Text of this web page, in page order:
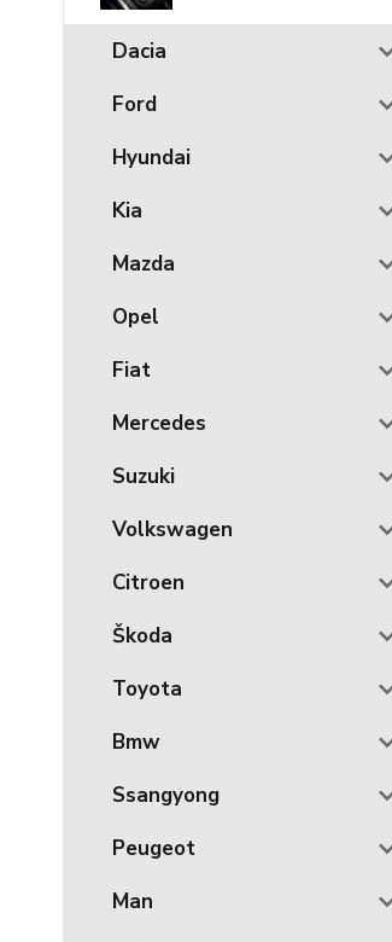
Dacia
Ford
Hyundai
Kia
Mazda
Opel
Fiat
Mercedes
Suzuki
Volkswagen
Citroen
Škoda
Toyota
Bmw
Ssangyong
Peugeot
Man